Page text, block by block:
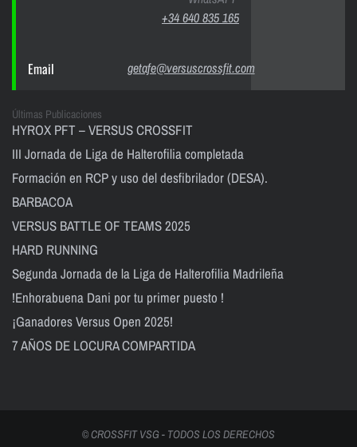
+34 640 835 165
Email getafe@versuscrossfit.com
Últimas Publicaciones
HYROX PFT – VERSUS CROSSFIT
III Jornada de Liga de Halterofilia completada
Formación en RCP y uso del desfibrilador (DESA).
BARBACOA
VERSUS BATTLE OF TEAMS 2025
HARD RUNNING
Segunda Jornada de la Liga de Halterofilia Madrileña
!Enhorabuena Dani por tu primer puesto !
¡Ganadores Versus Open 2025!
7 AÑOS DE LOCURA COMPARTIDA
© CROSSFIT VSG - TODOS LOS DERECHOS